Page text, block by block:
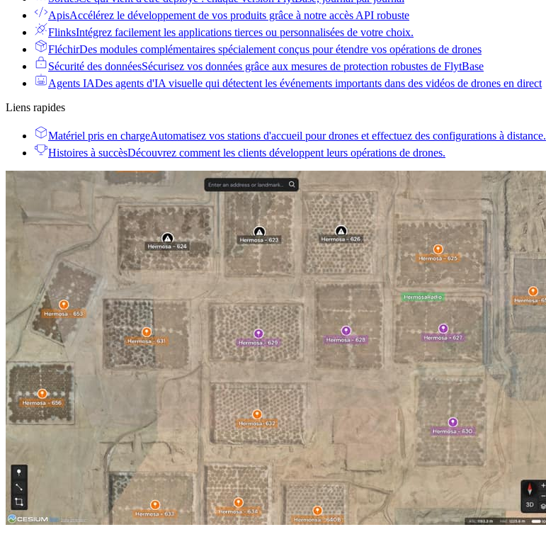
ApisAccélérez le développement de vos produits grâce à notre accès API robuste
FlinksIntégrez facilement les applications tierces ou personnalisées de votre choix.
FléchirDes modules complémentaires spécialement conçus pour étendre vos opérations de drones
Sécurité des donnéesSécurisez vos données grâce aux mesures de protection robustes de FlytBase
Agents IADes agents d'IA visuelle qui détectent les événements importants dans des vidéos de drones en direct
Liens rapides
Matériel pris en chargeAutomatisez vos stations d'accueil pour drones et effectuez des configurations à distance.
Histoires à succèsDécouvrez comment les clients développent leurs opérations de drones.